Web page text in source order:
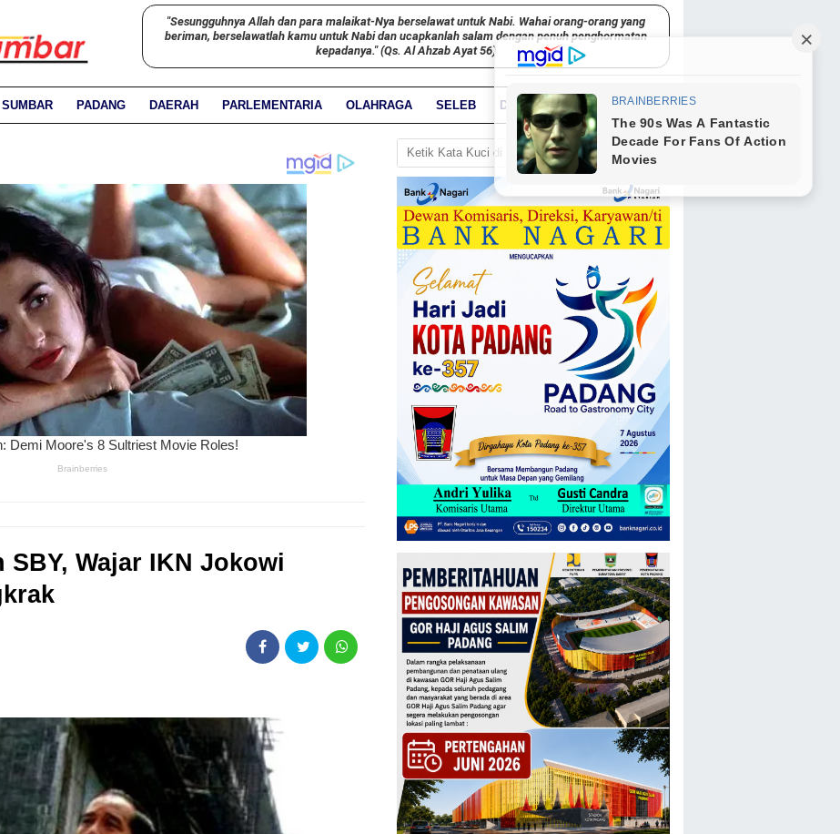
"Sesungguhnya Allah dan para malaikat-Nya berselawat untuk Nabi. Wahai orang-orang yang
beriman, berselawatlah kamu untuk Nabi dan ucapkanlah salam dengan penuh penghormatan
kepadanya." (Qs. Al Ahzab Ayat 56)
SUMBAR PADANG DAERAH PARLEMENTARIA OLAHRAGA SELEB DUNIA PARIWARA
Wajar IKN Jokowi
GO